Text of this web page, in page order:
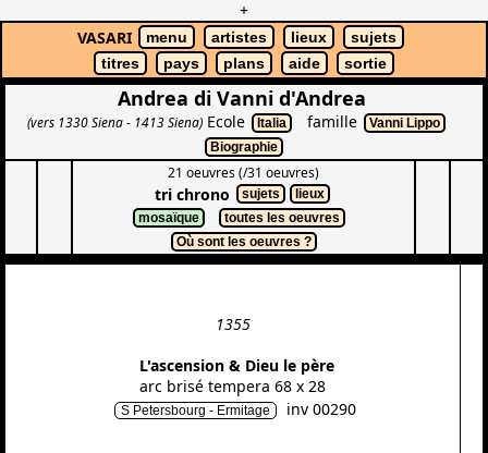
+
VASARI
menu artistes lieux
sujets
titres
pays plans aide sortie
Andrea di Vanni d'Andrea
(vers 1330 Siena - 1413 Siena) Ecole Italia famille
Vanni Lippo
Biographie
21 oeuvres (/31 oeuvres)
tri chrono sujets
lieux
mosaïque
toutes les oeuvres
Où sont les oeuvres ?
1355
L'ascension & Dieu le père
arc brisé tempera 68 x 28
S Petersbourg - Ermitage inv 00290